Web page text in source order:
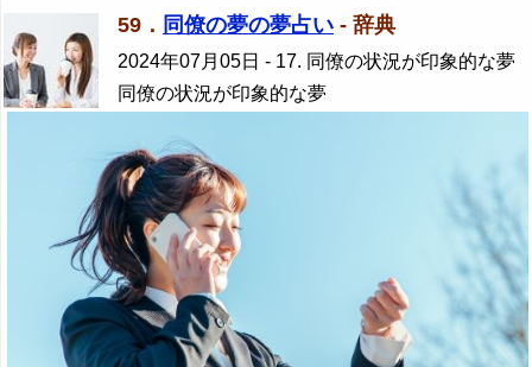
59． 同僚の夢の夢占い - 辞典
2024年07月05日 - 17. 同僚の状況が印象的な夢
同僚の状況が印象的な夢